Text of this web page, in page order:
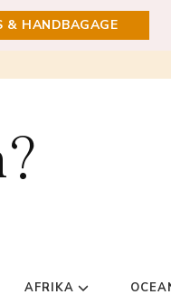
& HANDBAGAGE
AFRIKA